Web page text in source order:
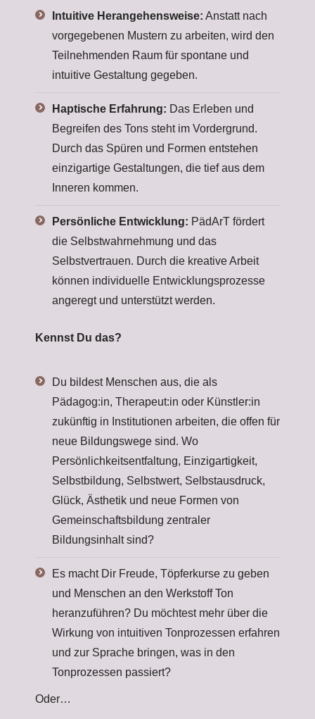
Intuitive Herangehensweise: Anstatt nach
vorgegebenen Mustern zu arbeiten, wird den
Teilnehmenden Raum für spontane und
intuitive Gestaltung gegeben.
Haptische Erfahrung: Das Erleben und
Begreifen des Tons steht im Vordergrund.
Durch das Spüren und Formen entstehen
einzigartige Gestaltungen, die tief aus dem
Inneren kommen.
Persönliche Entwicklung: PädArT fördert
die Selbstwahrnehmung und das
Selbstvertrauen. Durch die kreative Arbeit
können individuelle Entwicklungsprozesse
angeregt und unterstützt werden.
Kennst Du das?
Du bildest Menschen aus, die als
Pädagog:in, Therapeut:in oder Künstler:in
zukünftig in Institutionen arbeiten, die offen für
neue Bildungswege sind. Wo
Persönlichkeitsentfaltung, Einzigartigkeit,
Selbstbildung, Selbstwert, Selbstausdruck,
Glück, Ästhetik und neue Formen von
Gemeinschaftsbildung zentraler
Bildungsinhalt sind?
Es macht Dir Freude, Töpferkurse zu geben
und Menschen an den Werkstoff Ton
heranzuführen? Du möchtest mehr über die
Wirkung von intuitiven Tonprozessen erfahren
und zur Sprache bringen, was in den
Tonprozessen passiert?
Oder…